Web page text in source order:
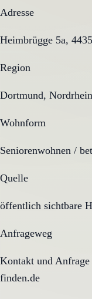
Adresse
Heimbrügge 5a,
Region
Dortmund,
Wohnform
Seniorenwohnen /
Quelle
öffentlich sichtbare
Anfrageweg
Kontakt und Anfrage
finden.de